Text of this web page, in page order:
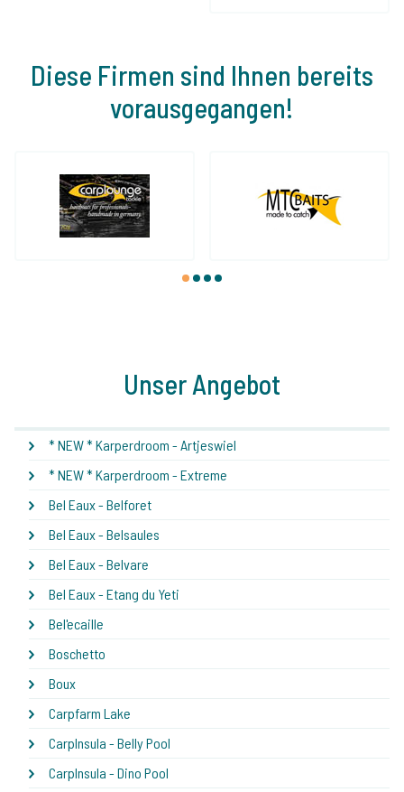
Diese Firmen sind Ihnen bereits
vorausgegangen!
1 2 3 4
Unser Angebot
* NEW * Karperdroom - Artjeswiel
* NEW * Karperdroom - Extreme
Bel Eaux - Belforet
Bel Eaux - Belsaules
Bel Eaux - Belvare
Bel Eaux - Etang du Yeti
Bel'ecaille
Boschetto
Boux
Carpfarm Lake
CarpInsula - Belly Pool
CarpInsula - Dino Pool